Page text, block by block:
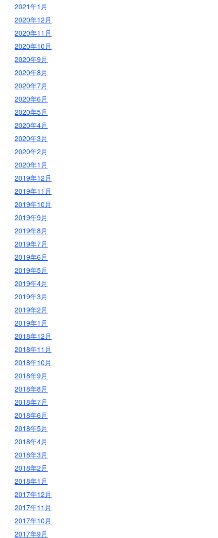
2021年1月
2020年12月
2020年11月
2020年10月
2020年9月
2020年8月
2020年7月
2020年6月
2020年5月
2020年4月
2020年3月
2020年2月
2020年1月
2019年12月
2019年11月
2019年10月
2019年9月
2019年8月
2019年7月
2019年6月
2019年5月
2019年4月
2019年3月
2019年2月
2019年1月
2018年12月
2018年11月
2018年10月
2018年9月
2018年8月
2018年7月
2018年6月
2018年5月
2018年4月
2018年3月
2018年2月
2018年1月
2017年12月
2017年11月
2017年10月
2017年9月